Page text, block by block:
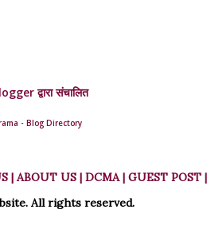
de vich paanwan, Ve loka
yaadan de paanwan. Charkhe
pain pulekhe. Ve hoon mainu
main jaayan. Ho eid aayi, mera
द्वारा संचालित
- Blog Directory
|ABOUT US | DCMA | GUEST POST |
All rights reserved.